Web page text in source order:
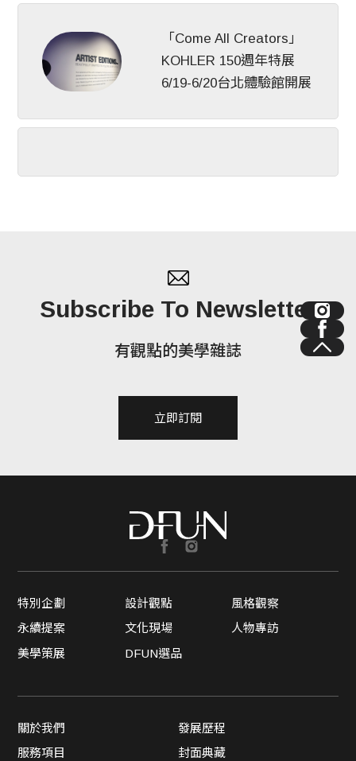
「Come All Creators」
KOHLER 150週年特展
6/19-6/20台北體驗館開展
Subscribe To Newsletter
有觀點的美學雜誌
立即訂閱
特別企劃 設計觀點
風格觀察
永續提案
文化現場
人物專訪
美學策展
DFUN選品
關於我們
發展歷程
服務項目
封面典藏